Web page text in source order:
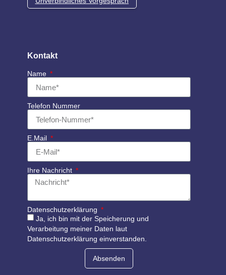
Kontakt
Name
Telefon Nummer
E.Mail
Ihre Nachricht
Datenschutzerklärung
Ja, ich bin mit der Speicherung und
Verarbeitung meiner Daten laut
Datenschutzerklärung einverstanden.
Absenden